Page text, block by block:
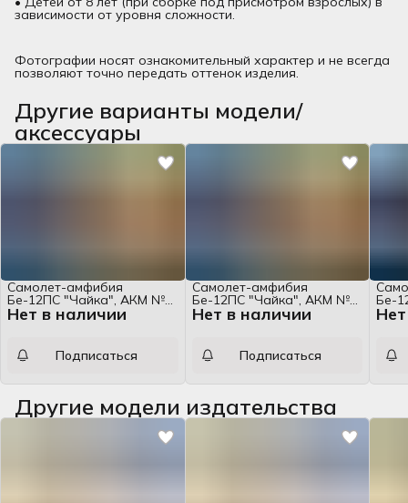
зависимости от уровня сложности.
Фотографии носят ознакомительный характер и не всегда
позволяют точно передать оттенок изделия.
Другие варианты модели/
аксессуары
Нет в наличии
Самолет-амфибия
Бе-12ПС "Чайка", АКМ №9,
1:33, набор
Подписаться
Нет в наличии
Самолет-амфибия
Бе-12ПС "Чайка", АКМ №9,
1:33, набор
Подписаться
Бе-
Другие модели издательства